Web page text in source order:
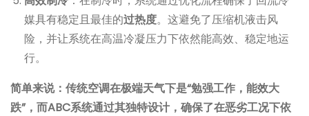
媒具有稳定且最佳的过热度。这避免了压缩机液击风
险，并让系统在高温冷凝压力下依然能高效、稳定地运
行。
简单来说：传统空调在极端天气下是“勉强工作，能效大
跌”，而ABC系统通过其独特设计，确保了在恶劣工况下依